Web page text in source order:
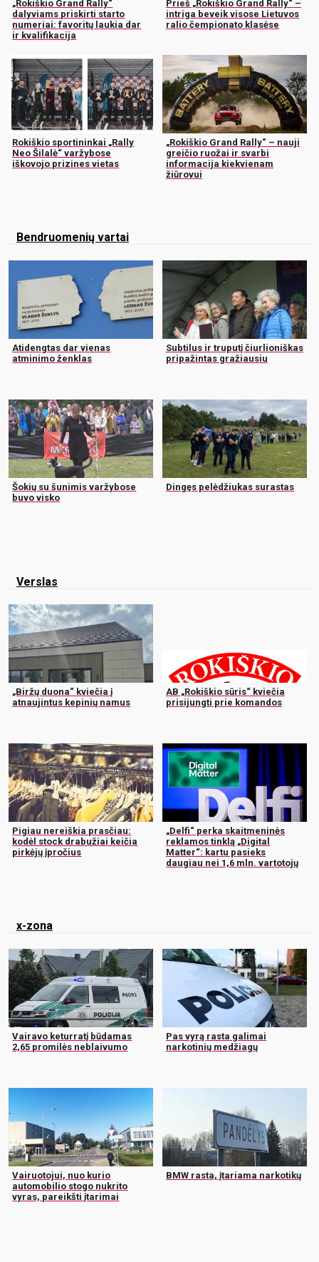
„Rokiškio Grand Rally“
dalyviams priskirti starto
numeriai: favoritų laukia dar
ir kvalifikacija
Prieš „Rokiškio Grand Rally“ –
intriga beveik visose Lietuvos
ralio čempionato klasėse
Rokiškio sportininkai „Rally
Neo Šilalė“ varžybose
iškovojo prizines vietas
„Rokiškio Grand Rally“ – nauji
greičio ruožai ir svarbi
informacija kiekvienam
žiūrovui
Bendruomenių vartai
Atidengtas dar vienas
atminimo ženklas
Subtilus ir truputį čiurlioniškas
pripažintas gražiausiu
Šokių su šunimis varžybose
buvo visko
Dingęs pelėdžiukas surastas
Verslas
„Biržų duona“ kviečia į
atnaujintus kepinių namus
AB „Rokiškio sūris“ kviečia
prisijungti prie komandos
Pigiau nereiškia prasčiau:
kodėl stock drabužiai keičia
pirkėjų įpročius
„Delfi“ perka skaitmeninės
reklamos tinklą „Digital
Matter“: kartu pasieks
daugiau nei 1,6 mln. vartotojų
x-zona
Vairavo keturratį būdamas
2,65 promilės neblaivumo
Pas vyrą rasta galimai
narkotinių medžiagų
Vairuotojui, nuo kurio
automobilio stogo nukrito
vyras, pareikšti įtarimai
BMW rasta, įtariama narkotikų